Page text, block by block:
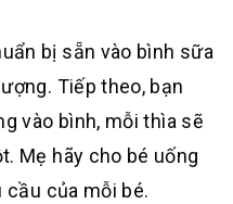
bị sẵn vào bình sữa
Tiếp theo, bạn
vào bình, mỗi thìa sẽ
Mẹ hãy cho bé uống
của mỗi bé.